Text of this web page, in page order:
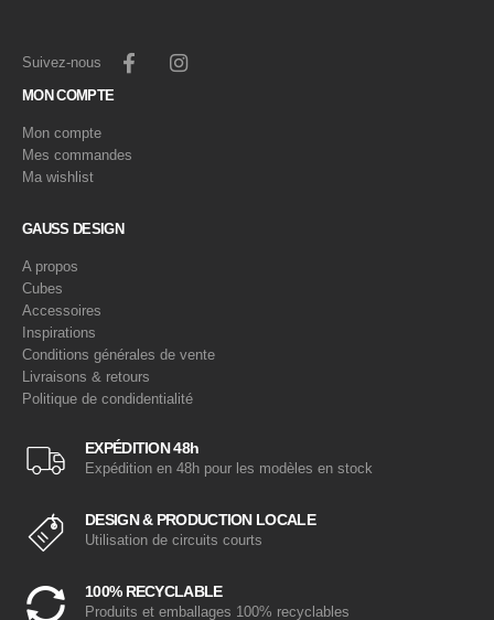
Suivez-nous
MON COMPTE
Mon compte
Mes commandes
Ma wishlist
GAUSS DESIGN
A propos
Cubes
Accessoires
Inspirations
Conditions générales de vente
Livraisons & retours
Politique de condidentialité
EXPÉDITION 48h
Expédition en 48h pour les modèles en stock
DESIGN & PRODUCTION LOCALE
Utilisation de circuits courts
100% RECYCLABLE
Produits et emballages 100% recyclables